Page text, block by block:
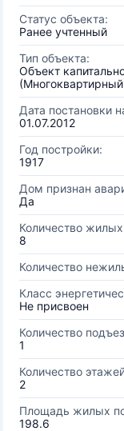
Статус объекта:
Ранее учтенный
Тип объекта:
Объект
Дата постановки
01.07.2012
Год постройки:
1917
Дом признан
Да
Количество
8
Количество
Класс
Не присвоен
Количество
1
Количество
2
Площадь жилых
198.6